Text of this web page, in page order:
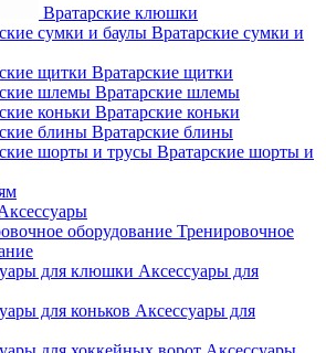
Вратарские клюшки
Вратарские сумки и
Вратарские щитки
Вратарские шлемы
Вратарские коньки
Вратарские блины
Вратарские шорты и
Тренировочное
Аксессуары для
Аксессуары для